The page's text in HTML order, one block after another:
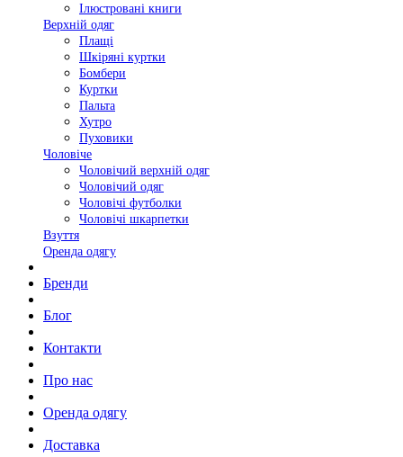
Ілюстровані книги
Верхній одяг
Плащі
Шкіряні куртки
Бомбери
Куртки
Пальта
Хутро
Пуховики
Чоловіче
Чоловічий верхній одяг
Чоловічий одяг
Чоловічі футболки
Чоловічі шкарпетки
Взуття
Оренда одягу
Бренди
Блог
Контакти
Про нас
Оренда одягу
Доставка